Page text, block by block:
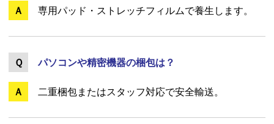
専用パッド・ストレッチフィルムで養生します。
パソコンや精密機器の梱包は？
二重梱包またはスタッフ対応で安全輸送。